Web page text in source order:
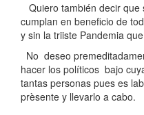
Quiero también decir que
cumplan en beneficio de
y sin la triiste Pandemia
No deseo
hacer los políticos bajo
tantas personas pues es
prèsente y llevarlo a cabo.